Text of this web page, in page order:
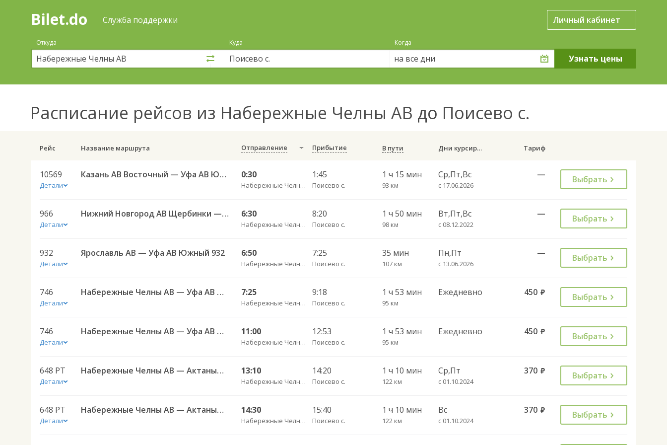
Поиск
покупка
билетов
автобус
онлайн
Bilet.do Служба поддержки Личный кабинет
Откуда Куда Когда
на все дни
Расписание рейсов из Набережные Челны АВ до Поисево с.
Рейс Название маршрута Отправление Прибытие В пути Дни курсирования Тариф
10569
Детали
Казань АВ Восточный — Уфа АВ Южный 10569 0:30
Набережные Челны АВ
1:45
Поисево с.
1 ч 15 мин
93 км
Ср,Пт,Вс
с 17.06.2026
— Выбрать
966
Детали
Нижний Новгород АВ Щербинки — Уфа АВ Южный 966 6:30
Набережные Челны АВ
8:20
Поисево с.
1 ч 50 мин
98 км
Вт,Пт,Вс
с 08.12.2022
— Выбрать
932
Детали
Ярославль АВ — Уфа АВ Южный 932 6:50
Набережные Челны АВ
7:25
Поисево с.
35 мин
107 км
Пн,Пт
с 13.06.2026
— Выбрать
746
Детали
Набережные Челны АВ — Уфа АВ Южный 746 7:25
Набережные Челны АВ
9:18
Поисево с.
1 ч 53 мин
95 км
Ежедневно 450 руб. Выбрать
746
Детали
Набережные Челны АВ — Уфа АВ Южный 746 11:00
Набережные Челны АВ
12:53
Поисево с.
1 ч 53 мин
95 км
Ежедневно 450 руб. Выбрать
648 РТ
Детали
Набережные Челны АВ — Актаныш с. АВ 648 РТ 13:10
Набережные Челны АВ
14:20
Поисево с.
1 ч 10 мин
122 км
Ср,Пт
с 01.10.2024
370 руб. Выбрать
648 РТ
Детали
Набережные Челны АВ — Актаныш с. АВ 648 РТ 14:30
Набережные Челны АВ
15:40
Поисево с.
1 ч 10 мин
122 км
Вс
с 01.10.2024
370 руб. Выбрать